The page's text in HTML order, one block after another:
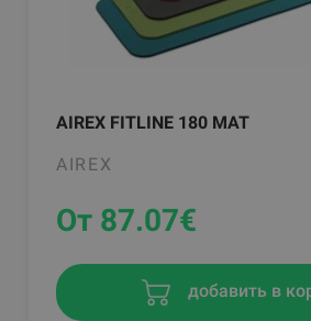
AIREX FITLINE 180 MAT
AIREX
От 87.07€
добавить в